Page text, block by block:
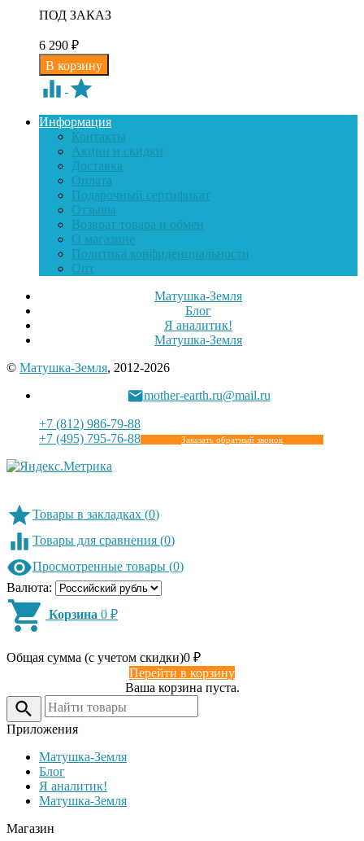
ПОД ЗАКАЗ
6 290 ₽
Информация
Контакты
Акции и скидки
Доставка
Оплата
Подарочный сертификат
Отзывы
Возврат товара и обмен
О магазине
Политика конфиденциальности
Опт
Матушка-Земля
Блог
Я аналитик!
Матушка-Земля
© Матушка-Земля, 2012-2026
mother-earth.ru@mail.ru
+7 (812) 986-79-88
+7 (495) 795-76-88
Заказать обратный звонок
Товары в закладках (0)
Товары для сравнения (0)
Просмотренные товары (0)
Валюта:
Корзина 0 ₽
Общая сумма (с учетом скидки)0 ₽
Перейти в корзину
Ваша корзина пуста.
Приложения
Матушка-Земля
Блог
Я аналитик!
Матушка-Земля
Магазин